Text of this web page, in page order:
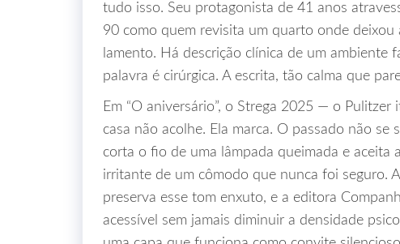
tudo isso. Seu protagonista de 41 anos
90 como quem revisita um quarto onde deixou
lamento. Há descrição clínica de um ambiente
palavra é cirúrgica. A escrita, tão calma que
Em “O aniversário”, o Strega 2025 — o
casa não acolhe. Ela marca. O passado não se
corta o fio de uma lâmpada queimada e aceita
irritante de um cômodo que nunca foi seguro.
preserva esse tom enxuto, e a editora
acessível sem jamais diminuir a densidade